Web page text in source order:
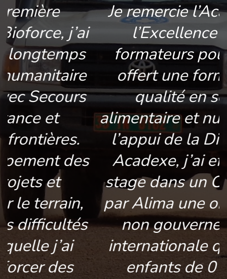
Je remercie l’Académie de
l’Excellence et mes
formateurs pour m’avoir
offert une formation de
qualité en sécurité
alimentaire et nutrition Avec
l’appui de la Direction de
Acadexe, j’ai effectué un
stage dans un Cnti financé
par Alima une organisation
non gouvernementale
internationale qui aide les
enfants de 0 à 5 ans.